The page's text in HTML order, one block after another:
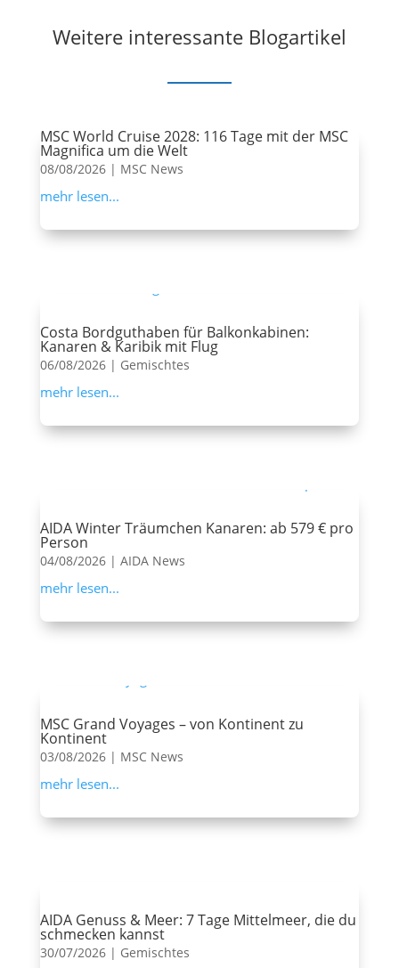
Weitere interessante Blogartikel
MSC World Cruise 2028: 116 Tage mit der MSC
Magnifica um die Welt
08/08/2026| MSC News
mehr lesen...
Costa Bordguthaben für Balkonkabinen:
Kanaren & Karibik mit Flug
06/08/2026| Gemischtes
mehr lesen...
AIDA Winter Träumchen Kanaren: ab 579 € pro
Person
04/08/2026| AIDA News
mehr lesen...
MSC Grand Voyages – von Kontinent zu
Kontinent
03/08/2026| MSC News
mehr lesen...
AIDA Genuss & Meer: 7 Tage Mittelmeer, die du
schmecken kannst
30/07/2026| Gemischtes